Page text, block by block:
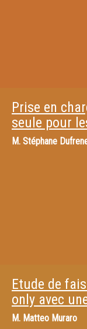
Prise en
seule pour
M. Stéphane
Etude de
only avec
M. Matteo Muraro